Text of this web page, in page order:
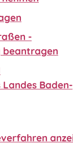
-
beantragen
Baden-